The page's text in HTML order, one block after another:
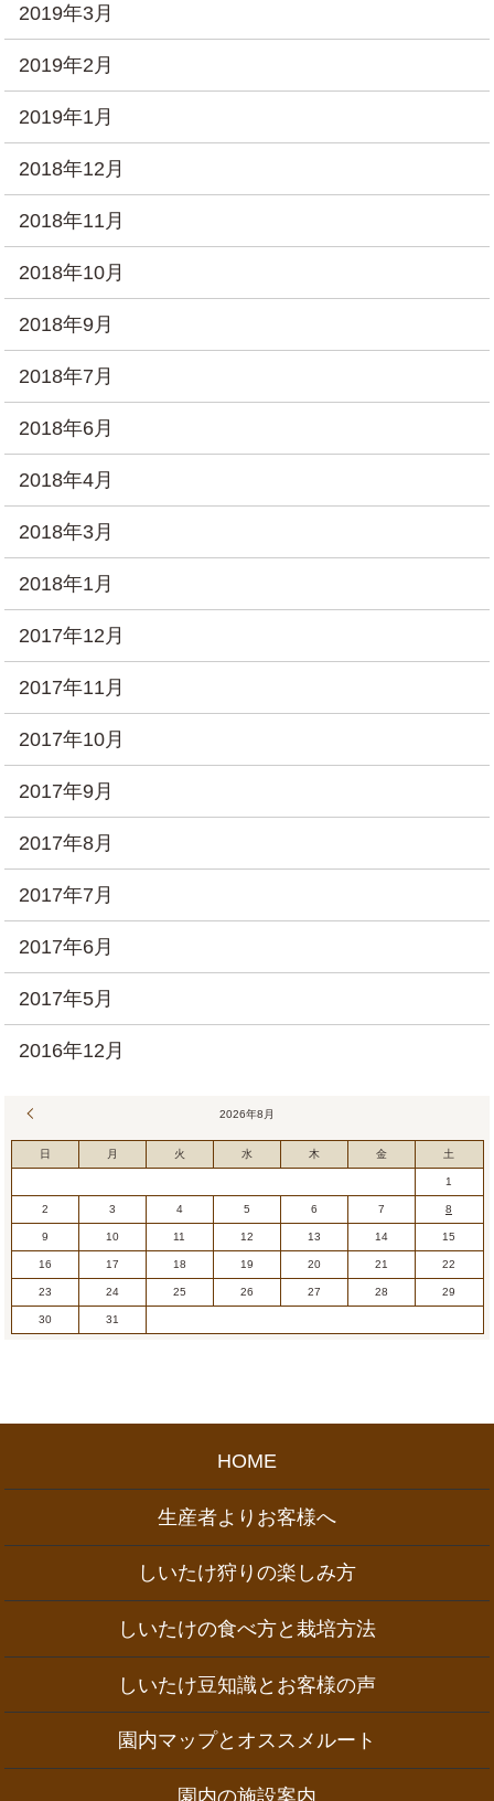
2019年3月
2019年2月
2019年1月
2018年12月
2018年11月
2018年10月
2018年9月
2018年7月
2018年6月
2018年4月
2018年3月
2018年1月
2017年12月
2017年11月
2017年10月
2017年9月
2017年8月
2017年7月
2017年6月
2017年5月
2016年12月
2026年8月
日 月 火 水 木 金 土
1
2 3 4 5 6 7 8
9 10 11 12 13 14 15
16 17 18 19 20 21 22
23 24 25 26 27 28 29
30 31
HOME
生産者よりお客様へ
しいたけ狩りの楽しみ方
しいたけの食べ方と栽培方法
しいたけ豆知識とお客様の声
園内マップとオススメルート
園内の施設案内